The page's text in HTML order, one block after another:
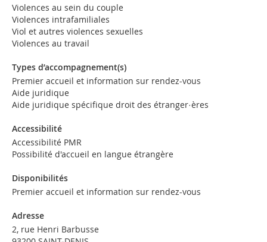
Violences au sein du couple
Violences intrafamiliales
Viol et autres violences sexuelles
Violences au travail
Types d’accompagnement(s)
Premier accueil et information sur rendez-vous
Aide juridique
Aide juridique spécifique droit des étranger·ères
Accessibilité
Accessibilité PMR
Possibilité d'accueil en langue étrangère
Disponibilités
Premier accueil et information sur rendez-vous
Adresse
2, rue Henri Barbusse